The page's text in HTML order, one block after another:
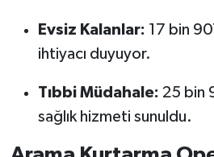
Evsiz Kalanlar: 17 bin
ihtiyacı duyuyor.
Tıbbi Müdahale: 25 bin
sağlık hizmeti sunuldu.